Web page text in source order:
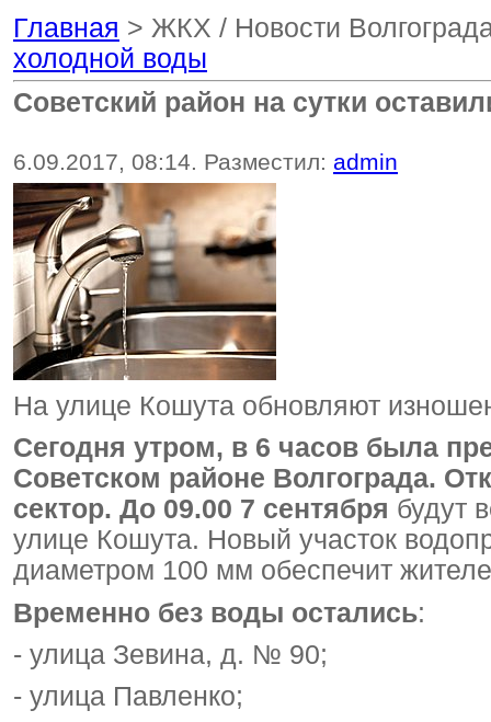
Главная > ЖКХ / Новости
холодной воды
Советский район на сутки
6.09.2017, 08:14. Разместил: admin
На улице Кошута обновляют
Сегодня утром, в 6 часов была
Советском районе Волгограда.
сектор. До 09.00 7 сентября будут
улице Кошута. Новый участок
диаметром 100 мм обеспечит
Временно без воды остались:
- улица Зевина, д. № 90;
- улица Павленко;